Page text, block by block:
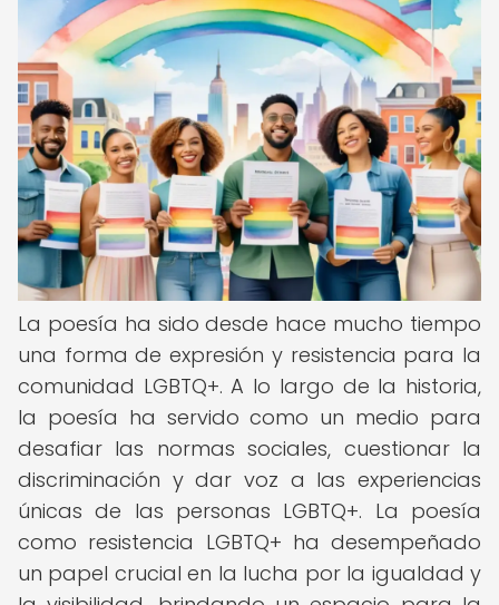
La poesía ha sido desde hace mucho tiempo
una forma de expresión y resistencia para la
comunidad LGBTQ+. A lo largo de la historia,
la poesía ha servido como un medio para
desafiar las normas sociales, cuestionar la
discriminación y dar voz a las experiencias
únicas de las personas LGBTQ+. La poesía
como resistencia LGBTQ+ ha desempeñado
un papel crucial en la lucha por la igualdad y